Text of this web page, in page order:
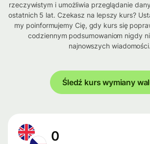
rzeczywistym i umożliwia przeglądanie
ostatnich 5 lat. Czekasz na lepszy kurs?
my poinformujemy Cię, gdy kurs się
codziennym podsumowaniom nigdy
najnowszych wiadomości.
Śledź kurs wymiany
0